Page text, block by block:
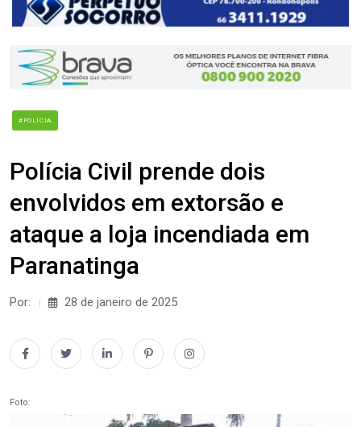
#POLÍCIA
Polícia Civil prende dois
envolvidos em extorsão e
ataque a loja incendiada em
Paranatinga
Por: 28 de janeiro de 2025
Foto: